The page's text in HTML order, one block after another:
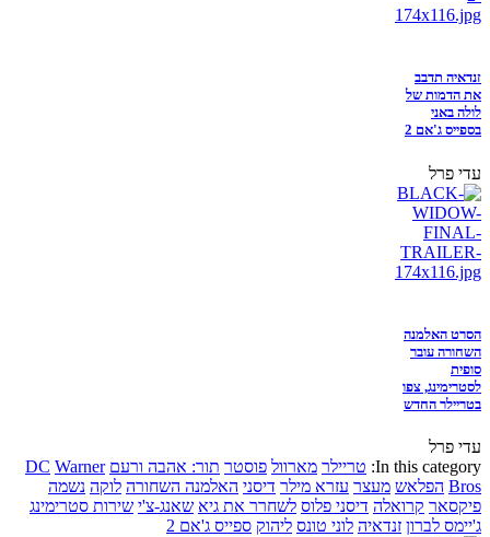
זנדאיה תדבב
את הדמות של
לולה באני
בספייס ג'אם 2
עדי פרל
הסרט האלמנה
השחורה עובר
סופית
לסטרימינג, צפו
בטריילר החדש
עדי פרל
In this category: טריילר מארוול פוסטר תור: אהבה ורעם DC Warner
Bros הפלאש מעצר עזרא מילר דיסני האלמנה השחורה לוקה נשמה
פיקסאר קרואלה דיסני פלוס לשחרר את גיא שאנג-צ'י שירות סטרימינג
ג'יימס לברון זנדאיה לוני טונס ליהוק ספייס ג'אם 2